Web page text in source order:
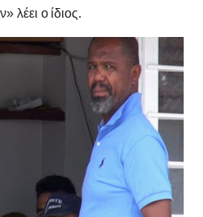
λέει ο ίδιος.